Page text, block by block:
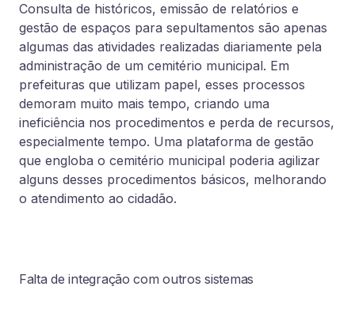
Consulta de históricos, emissão de relatórios e
gestão de espaços para sepultamentos são apenas
algumas das atividades realizadas diariamente pela
administração de um cemitério municipal. Em
prefeituras que utilizam papel, esses processos
demoram muito mais tempo, criando uma
ineficiência nos procedimentos e perda de recursos,
especialmente tempo. Uma plataforma de gestão
que engloba o cemitério municipal poderia agilizar
alguns desses procedimentos básicos, melhorando
o atendimento ao cidadão.
Falta de integração com outros sistemas